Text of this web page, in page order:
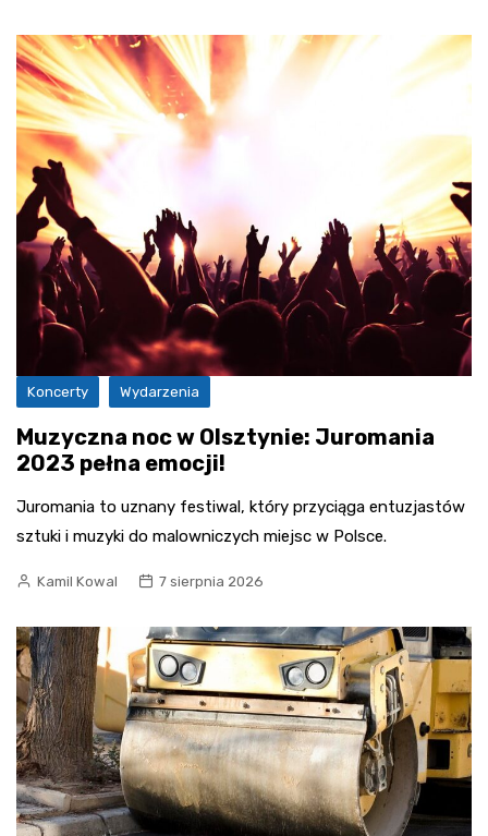
Koncerty Wydarzenia
Muzyczna noc w Olsztynie: Juromania
2023 pełna emocji!
Juromania to uznany festiwal, który przyciąga entuzjastów
sztuki i muzyki do malowniczych miejsc w Polsce.
Kamil Kowal 7 sierpnia 2026